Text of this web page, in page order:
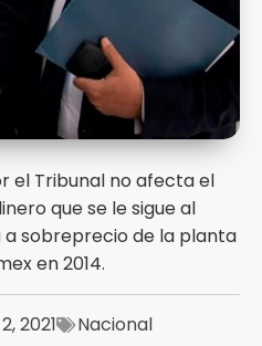
el Tribunal no afecta el
que se le sigue al
sobreprecio de la planta
en 2014.
2021 Nacional